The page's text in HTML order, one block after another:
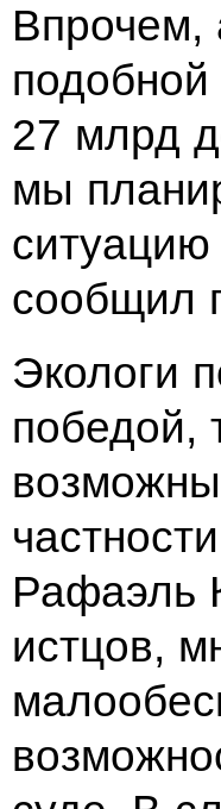
Впрочем,
27 млрд
мы
сообщил
Экологи
победой,
Рафаэль
истцов,